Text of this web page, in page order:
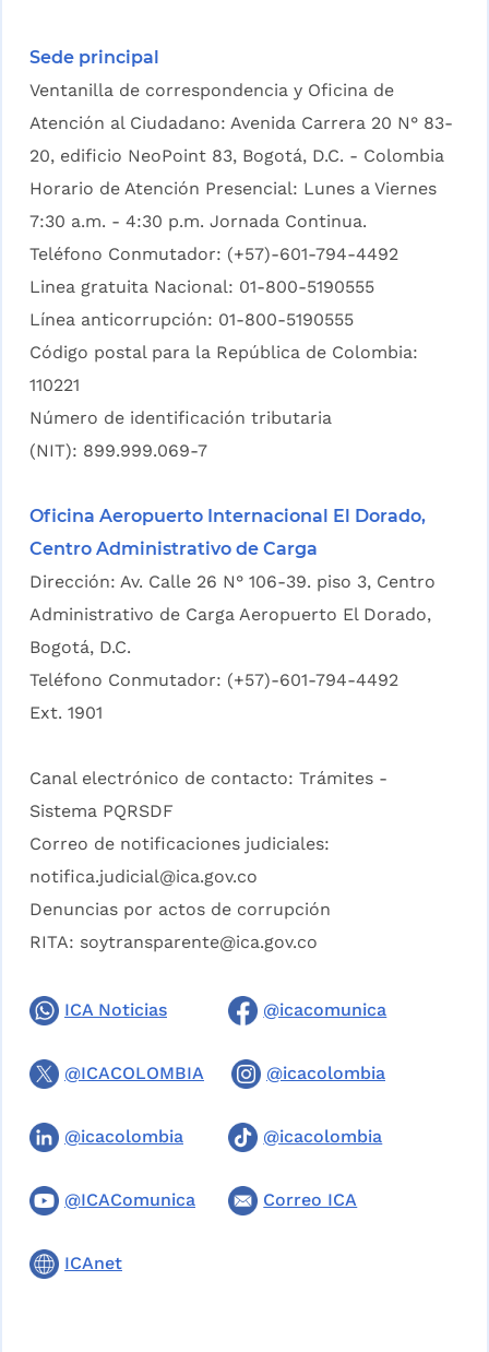
Sede principal
Ventanilla de correspondencia y Oficina de
Atención al Ciudadano: Avenida Carrera 20 N° 83-
20, edificio NeoPoint 83, Bogotá, D.C. - Colombia
Horario de Atención Presencial: Lunes a Viernes
7:30 a.m. - 4:30 p.m. Jornada Continua.
Teléfono Conmutador: (+57)-601-794-4492
Linea gratuita Nacional: 01-800-5190555
Línea anticorrupción: 01-800-5190555
Código postal para la República de Colombia:
110221
Número de identificación tributaria
(NIT): 899.999.069-7
Oficina Aeropuerto Internacional El Dorado,
Centro Administrativo de Carga
Dirección: Av. Calle 26 N° 106-39. piso 3, Centro
Administrativo de Carga Aeropuerto El Dorado,
Bogotá, D.C.
Teléfono Conmutador: (+57)-601-794-4492
Ext. 1901
Canal electrónico de contacto: Trámites -
Sistema PQRSDF
Correo de notificaciones judiciales:
notifica.judicial@ica.gov.co
Denuncias por actos de corrupción
RITA: soytransparente@ica.gov.co
ICA Noticias @icacomunica
@ICACOLOMBIA @icacolombia
@icacolombia @icacolombia
@ICAComunica Correo ICA
ICAnet